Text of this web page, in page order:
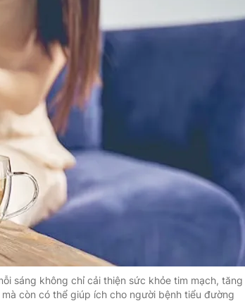
sáng không chỉ cải thiện sức khỏe tim mạch, tăng
còn có thể giúp ích cho người bệnh tiểu đường